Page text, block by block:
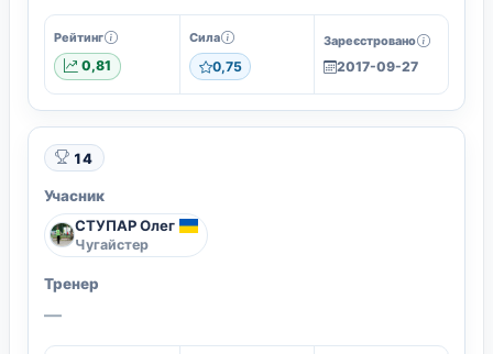
Рейтинг
0,81
Сила
0,75
Зареєстровано
2017-09-27
14
Учасник
СТУПАР Олег
Чугайстер
Тренер
—